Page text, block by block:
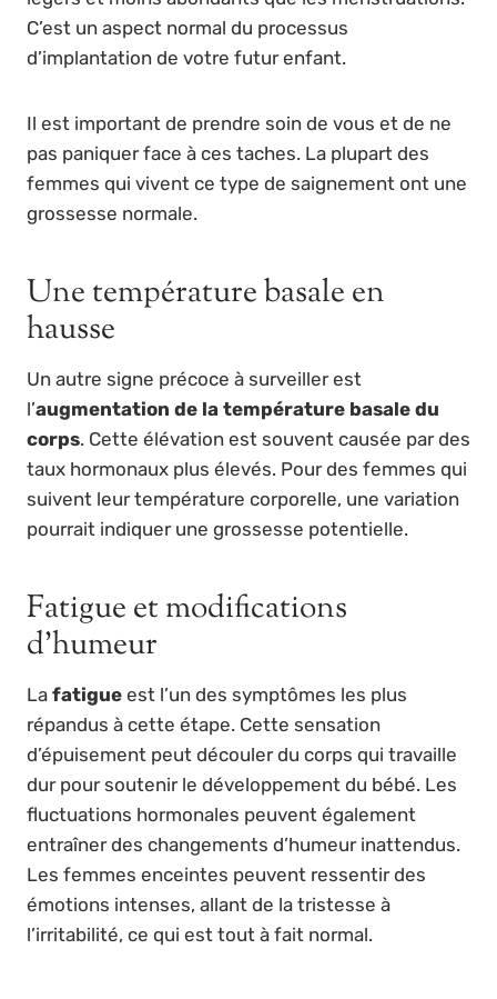
C’est un aspect normal du processus
d’implantation de votre futur enfant.
Il est important de prendre soin de vous et de ne
pas paniquer face à ces taches. La plupart des
femmes qui vivent ce type de saignement ont une
grossesse normale.
Une température basale en
hausse
Un autre signe précoce à surveiller est
l’augmentation de la température basale du
corps. Cette élévation est souvent causée par des
taux hormonaux plus élevés. Pour des femmes qui
suivent leur température corporelle, une variation
pourrait indiquer une grossesse potentielle.
Fatigue et modifications
d’humeur
La fatigue est l’un des symptômes les plus
répandus à cette étape. Cette sensation
d’épuisement peut découler du corps qui travaille
dur pour soutenir le développement du bébé. Les
fluctuations hormonales peuvent également
entraîner des changements d’humeur inattendus.
Les femmes enceintes peuvent ressentir des
émotions intenses, allant de la tristesse à
l’irritabilité, ce qui est tout à fait normal.